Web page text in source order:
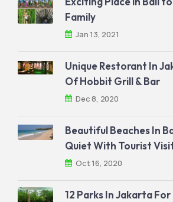
Family
Jan 13, 2021
Unique Restorant In
Of Hobbit Grill & Bar
Dec 8, 2020
Beautiful Beaches In
Quiet With Tourist
Oct 16, 2020
12 Parks In Jakarta